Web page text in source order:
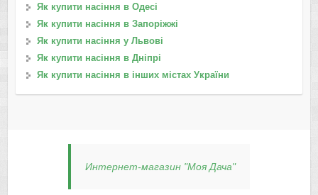
Як купити насіння в Одесі
Як купити насіння в Запоріжжі
Як купити насіння у Львові
Як купити насіння в Дніпрі
Як купити насіння в інших містах України
Интернет-магазин "Моя Дача"